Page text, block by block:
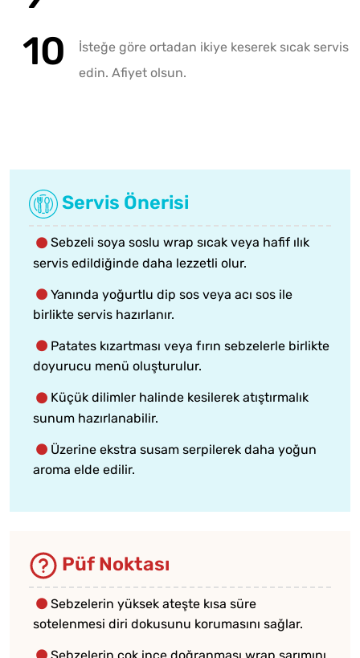
İsteğe göre ortadan ikiye keserek sıcak servis
edin. Afiyet olsun.
Servis Önerisi
Sebzeli soya soslu wrap sıcak veya hafif ılık
servis edildiğinde daha lezzetli olur.
Yanında yoğurtlu dip sos veya acı sos ile
birlikte servis hazırlanır.
Patates kızartması veya fırın sebzelerle birlikte
doyurucu menü oluşturulur.
Küçük dilimler halinde kesilerek atıştırmalık
sunum hazırlanabilir.
Üzerine ekstra susam serpilerek daha yoğun
aroma elde edilir.
Püf Noktası
Sebzelerin yüksek ateşte kısa süre
sotelenmesi diri dokusunu korumasını sağlar.